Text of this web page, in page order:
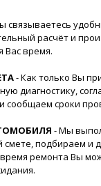
связываетесь
расчёт и
Вас время.
- Как только Вы
диагностику,
сообщаем сроки
- Мы
смете, подбираем и
ремонта Вы